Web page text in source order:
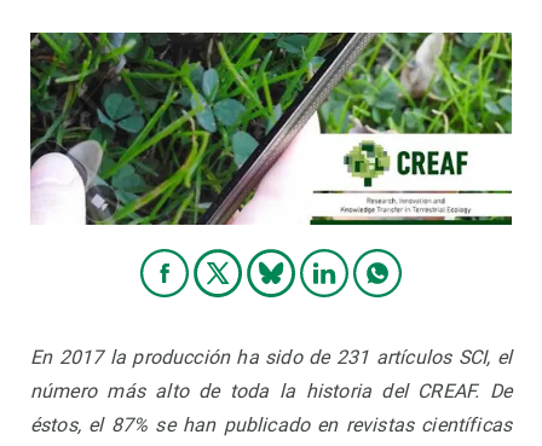
En 2017 la producción ha sido de 231 artículos SCI, el
número más alto de toda la historia del CREAF. De
éstos, el 87% se han publicado en revistas científicas